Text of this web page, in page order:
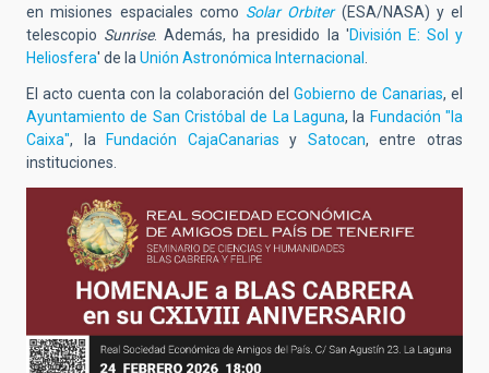
en misiones espaciales como Solar Orbiter (ESA/NASA) y el
telescopio Sunrise. Además, ha presidido la 'División E: Sol y
Heliosfera' de laUnión Astronómica Internacional .
El acto cuenta con la colaboración del Gobierno de Canarias, el
Ayuntamiento de San Cristóbal de La Laguna, la Fundación "la
Caixa", la Fundación CajaCanarias y Satocan, entre otras
instituciones.